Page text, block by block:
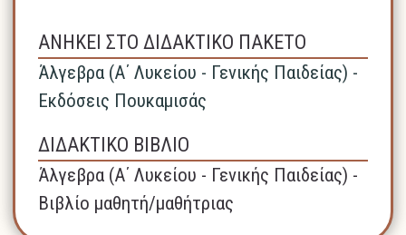
ΑΝΗΚΕΙ ΣΤΟ ΔΙΔΑΚΤΙΚΟ ΠΑΚΕΤΟ
Άλγεβρα (A΄ Λυκείου - Γενικής Παιδείας) -
Εκδόσεις Πουκαμισάς
ΔΙΔΑΚΤΙΚΟ ΒΙΒΛΙΟ
Άλγεβρα (A΄ Λυκείου - Γενικής Παιδείας) -
Βιβλίο μαθητή/μαθήτριας